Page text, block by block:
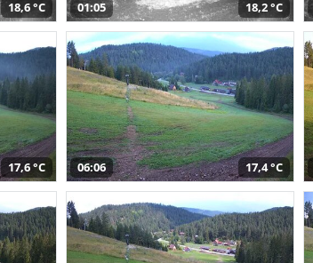
18,6 °C 01:05 18,2 °C
17,6 °C 06:06 17,4 °C